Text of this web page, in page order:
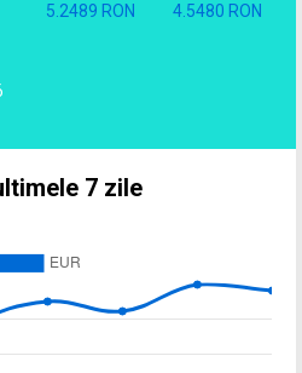
5.2489 RON 4.5480 RON
7 zile